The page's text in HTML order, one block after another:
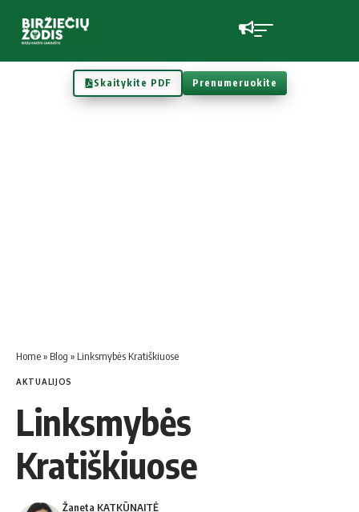
Skaitykite PDF Prenumeruokite
Home» Blog » Linksmybės Kratiškiuose
AKTUALIJOS
Linksmybės
Kratiškiuose
Žaneta KATKŪNAITĖ